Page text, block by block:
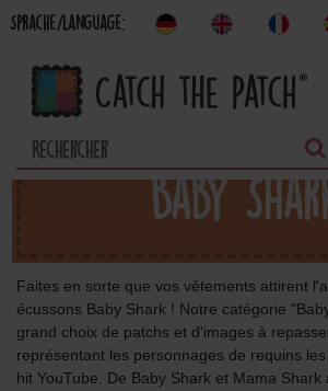
Sprache/Language:
Baby
Faites en sorte que vos vêtements attirent
écussons Baby Shark ! Notre catégorie
grand choix de patchs et d'images à
représentant les personnages de requins
hit YouTube. De Baby Shark et Mama